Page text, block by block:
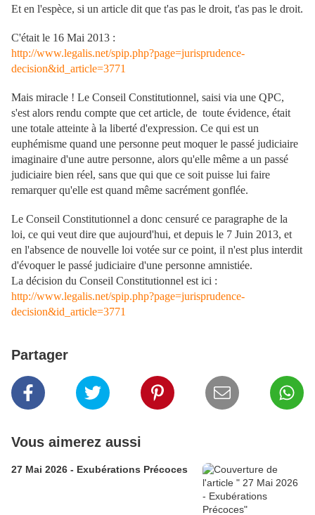
Et en l'espèce, si un article dit que t'as pas le droit, t'as pas le droit.
C'était le 16 Mai 2013 :
http://www.legalis.net/spip.php?page=jurisprudence-
decision&id_article=3771
Mais miracle ! Le Conseil Constitutionnel, saisi via une QPC,
s'est alors rendu compte que cet article, de toute évidence, était
une totale atteinte à la liberté d'expression. Ce qui est un
euphémisme quand une personne peut moquer le passé judiciaire
imaginaire d'une autre personne, alors qu'elle même a un passé
judiciaire bien réel, sans que qui que ce soit puisse lui faire
remarquer qu'elle est quand même sacrément gonflée.
Le Conseil Constitutionnel a donc censuré ce paragraphe de la
loi, ce qui veut dire que aujourd'hui, et depuis le 7 Juin 2013, et
en l'absence de nouvelle loi votée sur ce point, il n'est plus interdit
d'évoquer le passé judiciaire d'une personne amnistiée.
La décision du Conseil Constitutionnel est ici :
http://www.legalis.net/spip.php?page=jurisprudence-
decision&id_article=3771
Partager
Vous aimerez aussi
27 Mai 2026 - Exubérations Précoces